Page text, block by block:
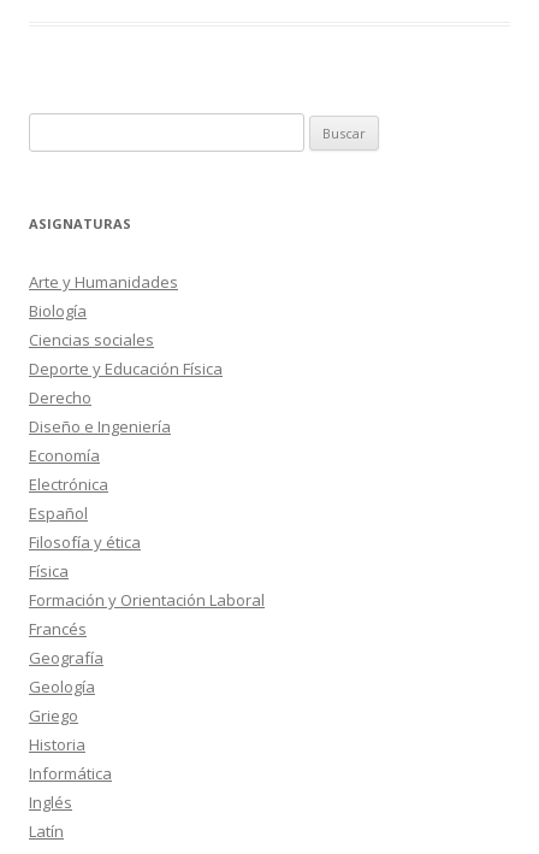
ASIGNATURAS
Arte y Humanidades
Biología
Ciencias sociales
Deporte y Educación Física
Derecho
Diseño e Ingeniería
Economía
Electrónica
Español
Filosofía y ética
Física
Formación y Orientación Laboral
Francés
Geografía
Geología
Griego
Historia
Informática
Inglés
Latín